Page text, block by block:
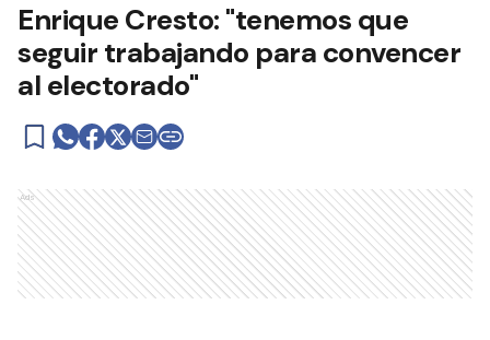
Enrique Cresto: "tenemos que
seguir trabajando para convencer
al electorado"
Ads